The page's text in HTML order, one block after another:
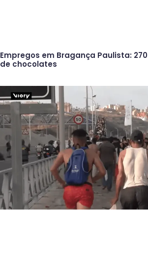
Empregos em Bragança Paulista:
de chocolates